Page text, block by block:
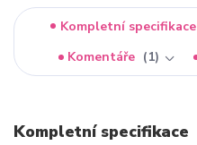
Kompletní specifikace
Komentáře
1
Kompletní specifikace